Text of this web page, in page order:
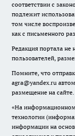
соответствии с
подлежит
том числе
как с письменного
Редакция портала не
пользователей,
Помните, что
agra@yandex.ru
размещение на сайте.
«На
технологии
информации на